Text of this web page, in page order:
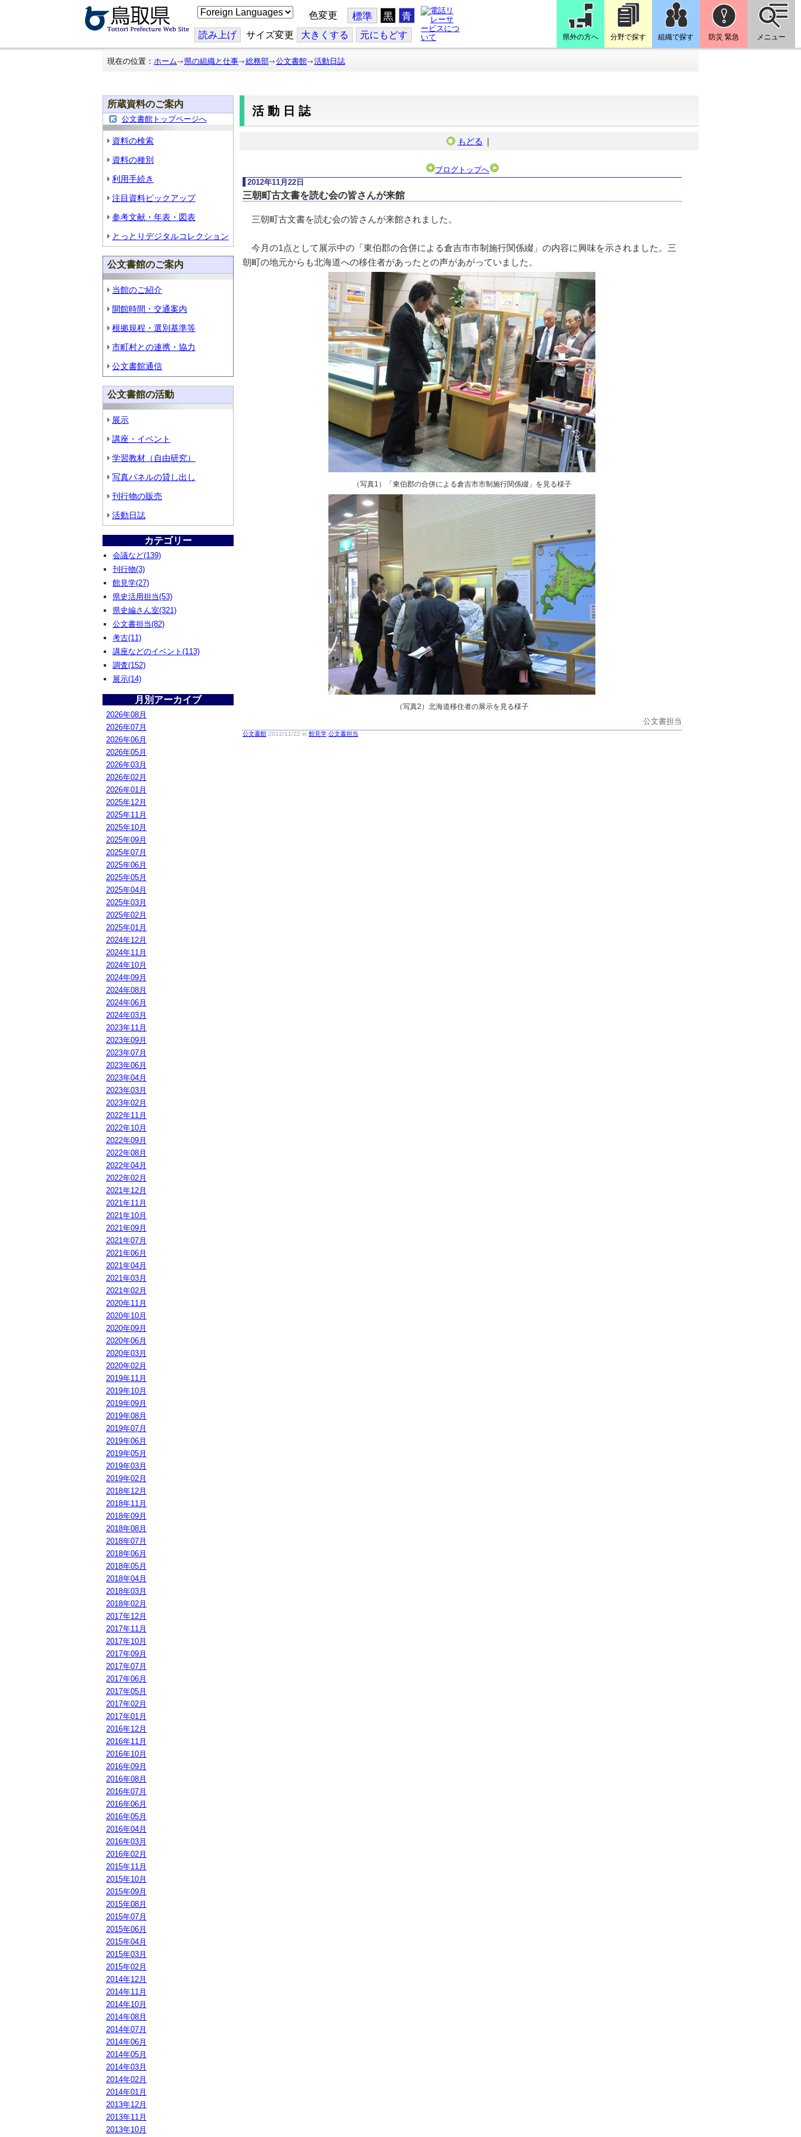
こ
の
ジ
を
翻
色変更 標準 黒 青
読み上げ サイズ変更 大きくする 元にもどす 県外の方へ 分野で探す 組織で探す 防災 緊急 メニュー
現在の位置： ホーム 県の組織と仕事 総務部 公文書館 活動日誌
所蔵資料のご案内
公文書館トップページへ
資料の検索
資料の種別
利用手続き
注目資料ピックアップ
参考文献・年表・図表
とっとりデジタルコレクション
公文書館のご案内
当館のご紹介
開館時間・交通案内
根拠規程・選別基準等
市町村との連携・協力
公文書館通信
公文書館の活動
展示
講座・イベント
学習教材（自由研究）
写真パネルの貸し出し
刊行物の販売
活動日誌
カテゴリー
会議など(139)
刊行物(3)
館見学(27)
県史活用担当(53)
県史編さん室(321)
公文書担当(82)
考古(11)
講座などのイベント(113)
調査(152)
展示(14)
月別アーカイブ
2026年08月
2026年07月
2026年06月
2026年05月
2026年03月
2026年02月
2026年01月
2025年12月
2025年11月
2025年10月
2025年09月
2025年07月
2025年06月
2025年05月
2025年04月
2025年03月
2025年02月
2025年01月
2024年12月
2024年11月
2024年10月
2024年09月
2024年08月
2024年06月
2024年03月
2023年11月
2023年09月
2023年07月
2023年06月
2023年04月
2023年03月
2023年02月
2022年11月
2022年10月
2022年09月
2022年08月
2022年04月
2022年02月
2021年12月
2021年11月
2021年10月
2021年09月
2021年07月
2021年06月
2021年04月
2021年03月
2021年02月
2020年11月
2020年10月
2020年09月
2020年06月
2020年03月
2020年02月
2019年11月
2019年10月
2019年09月
2019年08月
2019年07月
2019年06月
2019年05月
2019年03月
2019年02月
2018年12月
2018年11月
2018年09月
2018年08月
2018年07月
2018年06月
2018年05月
2018年04月
2018年03月
2018年02月
2017年12月
2017年11月
2017年10月
2017年09月
2017年07月
2017年06月
2017年05月
2017年02月
2017年01月
2016年12月
2016年11月
2016年10月
2016年09月
2016年08月
2016年07月
2016年06月
2016年05月
2016年04月
2016年03月
2016年02月
2015年11月
2015年10月
2015年09月
2015年08月
2015年07月
2015年06月
2015年04月
2015年03月
2015年02月
2014年12月
2014年11月
2014年10月
2014年08月
2014年07月
2014年06月
2014年05月
2014年03月
2014年02月
2014年01月
2013年12月
2013年11月
2013年10月
活動日誌
もどる ｜
ブログトップへ
2012年11月22日
三朝町古文書を読む会の皆さんが来館
三朝町古文書を読む会の皆さんが来館されました。
今月の1点として展示中の「東伯郡の合併による倉吉市市制施行関係綴」の内容に興味を示されました。三
朝町の地元からも北海道への移住者があったとの声があがっていました。
（写真1）「東伯郡の合併による倉吉市市制施行関係綴」を見る様子
（写真2）北海道移住者の展示を見る様子
公文書担当
公文書館 2012/11/22 in 館見学 公文書担当